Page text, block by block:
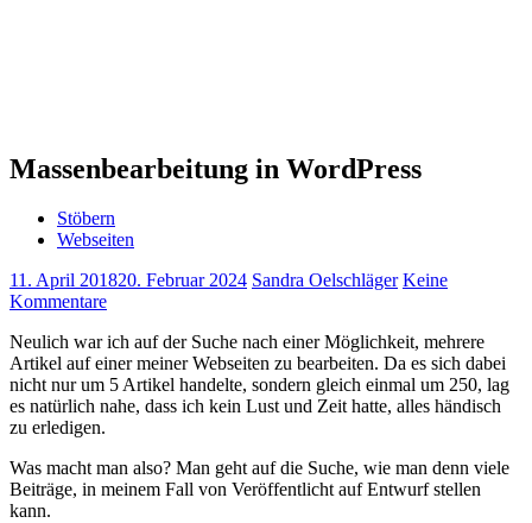
Massenbearbeitung in WordPress
Stöbern
Webseiten
11. April 201820. Februar 2024 Sandra Oelschläger Keine
Kommentare
Neulich war ich auf der Suche nach einer Möglichkeit, mehrere
Artikel auf einer meiner Webseiten zu bearbeiten. Da es sich dabei
nicht nur um 5 Artikel handelte, sondern gleich einmal um 250, lag
es natürlich nahe, dass ich kein Lust und Zeit hatte, alles händisch
zu erledigen.
Was macht man also? Man geht auf die Suche, wie man denn viele
Beiträge, in meinem Fall von Veröffentlicht auf Entwurf stellen
kann.